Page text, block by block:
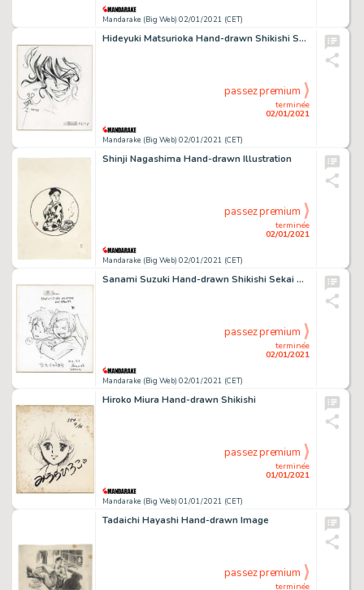
Mandarake (Big Web) 02/01/2021 (CET)
Hideyuki Matsurioka Hand-drawn Shikishi Shangrad Shinki
Mandarake (Big Web) 02/01/2021 (CET)
terminée
02/01/2021
passez premium
Shinji Nagashima Hand-drawn Illustration
Mandarake (Big Web) 02/01/2021 (CET)
terminée
02/01/2021
passez premium
Sanami Suzuki Hand-drawn Shikishi Sekai No Mikata.
Mandarake (Big Web) 02/01/2021 (CET)
terminée
02/01/2021
passez premium
Hiroko Miura Hand-drawn Shikishi
Mandarake (Big Web) 01/01/2021 (CET)
terminée
01/01/2021
passez premium
Tadaichi Hayashi Hand-drawn Image
terminée
passez premium